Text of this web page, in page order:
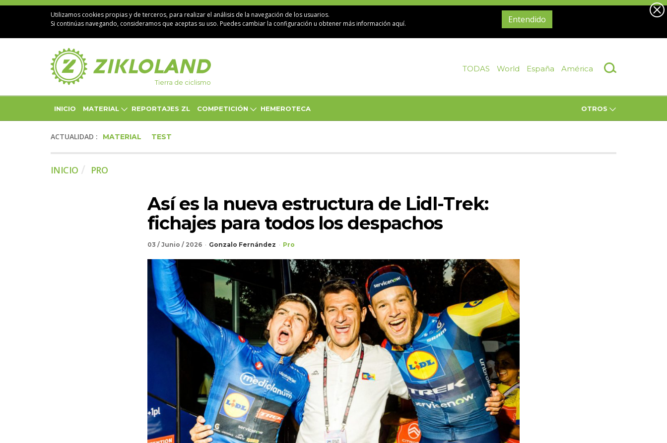
Utilizamos cookies propias y de terceros, para realizar el análisis de la navegación de los usuarios.
Si continúas navegando, consideramos que aceptas su uso. Puedes cambiar la configuración u obtenermás información aquí. Entendido
Tierra de ciclismo
TODAS World España América
INICIO MATERIAL REPORTAJES ZL COMPETICIÓN HEMEROTECA OTROS
ACTUALIDAD : MATERIAL TEST
INICIO PRO
Así es la nueva estructura de Lidl-Trek:
fichajes para todos los despachos
03 / Junio / 2026 Gonzalo Fernández Pro